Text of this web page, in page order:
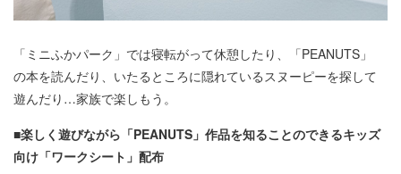
「ミニふかパーク」では寝転がって休憩したり、「PEANUTS」
の本を読んだり、いたるところに隠れているスヌーピーを探して
遊んだり…家族で楽しもう。
■楽しく遊びながら「PEANUTS」作品を知ることのできるキッズ
向け「ワークシート」配布